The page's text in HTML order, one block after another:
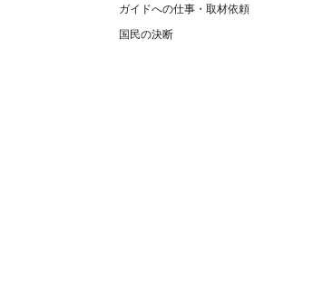
ガイドへの仕事・取材依頼
国民の決断